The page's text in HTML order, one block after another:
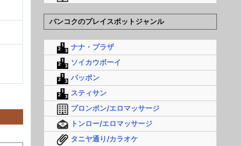
バンコクのプレイスポットジャンル
ナナ・プラザ
ソイカウボーイ
パッポン
スティサン
プロンポン/エロマッサージ
トンロー/エロマッサージ
タニヤ通り/カラオケ